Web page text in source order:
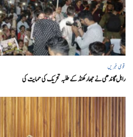
قومی خبریں
راہل گاندھی نے جھارکھنڈ کے طلبہ تحریک کی حمایت کی